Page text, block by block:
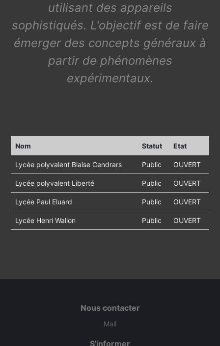
utilisant des appareils
sophistiqués. L'objectif est de faire
émerger des concepts généraux à
partir de phénomènes
expérimentaux.
Nom Statut Etat
Lycée polyvalent Blaise Cendrars Public OUVERT
Lycée polyvalent Liberté Public OUVERT
Lycée Paul Eluard Public OUVERT
Lycée Henri Wallon Public OUVERT
Nous contacter
Mail
S'informer